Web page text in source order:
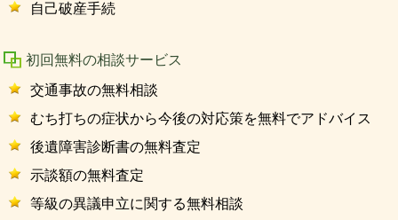
自己破産手続
初回無料の相談サービス
交通事故の無料相談
むち打ちの症状から今後の対応策を無料でアドバイス
後遺障害診断書の無料査定
示談額の無料査定
等級の異議申立に関する無料相談